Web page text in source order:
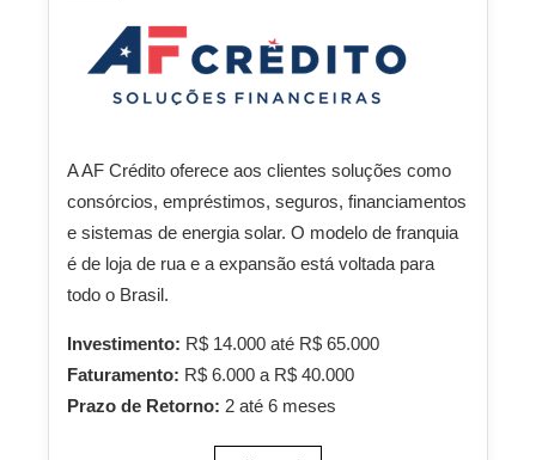
A AF Crédito oferece aos clientes soluções como
consórcios, empréstimos, seguros, financiamentos
e sistemas de energia solar. O modelo de franquia
é de loja de rua e a expansão está voltada para
todo o Brasil.
Investimento: R$ 14.000 até R$ 65.000
Faturamento: R$ 6.000 a R$ 40.000
Prazo de Retorno: 2 até 6 meses